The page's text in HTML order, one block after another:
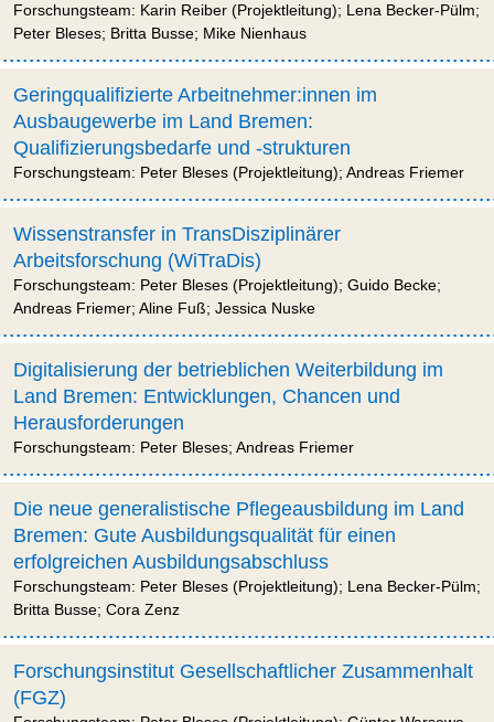
Forschungsteam: Karin Reiber (Projektleitung); Lena Becker-Pülm;
Peter Bleses; Britta Busse; Mike Nienhaus
Geringqualifizierte Arbeitnehmer:innen im
Ausbaugewerbe im Land Bremen:
Qualifizierungsbedarfe und -strukturen
Forschungsteam: Peter Bleses (Projektleitung); Andreas Friemer
Wissenstransfer in TransDisziplinärer
Arbeitsforschung (WiTraDis)
Forschungsteam: Peter Bleses (Projektleitung); Guido Becke;
Andreas Friemer; Aline Fuß; Jessica Nuske
Digitalisierung der betrieblichen Weiterbildung im
Land Bremen: Entwicklungen, Chancen und
Herausforderungen
Forschungsteam: Peter Bleses; Andreas Friemer
Die neue generalistische Pflegeausbildung im Land
Bremen: Gute Ausbildungsqualität für einen
erfolgreichen Ausbildungsabschluss
Forschungsteam: Peter Bleses (Projektleitung); Lena Becker-Pülm;
Britta Busse; Cora Zenz
Forschungsinstitut Gesellschaftlicher Zusammenhalt
(FGZ)